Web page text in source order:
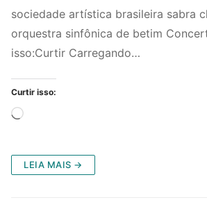
sociedade artística brasileira sabra
orquestra sinfônica de betim
isso:Curtir Carregando…
Curtir isso:
Carregando...
LEIA MAIS →